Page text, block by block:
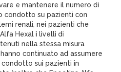
e mantenere il numero di
condotto su pazienti con
renali, nei pazienti che
Hexal i livelli di
nella stessa misura
continuato ad assumere
sui pazienti in